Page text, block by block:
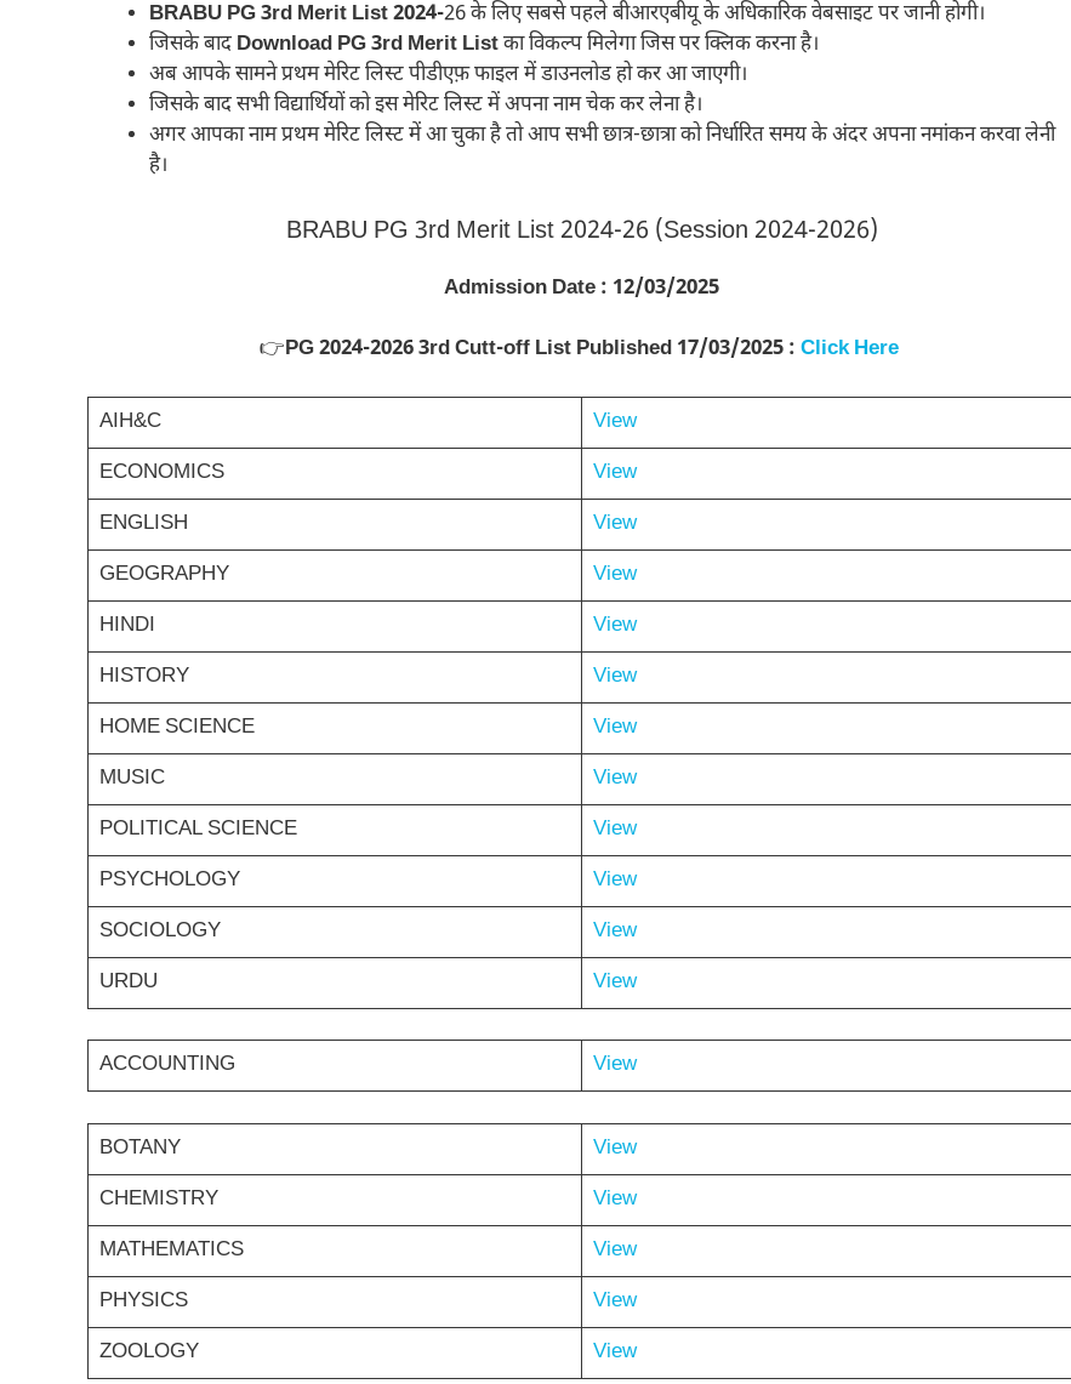
BRABU PG 3rd Merit List 2024-26 के लिए सबसे पहले बीआरएबीयू के अधिकारिक वेबसाइट पर जानी होगी।
जिसके बाद Download PG3rd Merit Listका विकल्प मिलेगा जिस पर क्लिक करना है।
अब आपके सामने प्रथम मेरिट लिस्ट पीडीएफ़ फाइल में डाउनलोड हो कर आ जाएगी।
जिसके बाद सभी विद्यार्थियों को इस मेरिट लिस्ट में अपना नाम चेक कर लेना है।
अगर आपका नाम प्रथम मेरिट लिस्ट में आ चुका है तो आप सभी छात्र-छात्रा को निर्धारित समय के अंदर अपना नमांकन करवा लेनी
है।
BRABU PG 3rd Merit List 2024-26 (Session 2024-2026)
Admission Date : 12/03/2025
👉PG 2024-2026 3rd Cutt-off List Published 17/03/2025 : Click Here
AIH&C
View
ECONOMICS
View
ENGLISH
View
GEOGRAPHY
View
HINDI
View
HISTORY
View
HOME SCIENCE
View
MUSIC
View
POLITICAL SCIENCE
View
PSYCHOLOGY
View
SOCIOLOGY
View
URDU
View
ACCOUNTING View
BOTANY
View
CHEMISTRY
View
MATHEMATICS
View
PHYSICS
View
ZOOLOGY
View